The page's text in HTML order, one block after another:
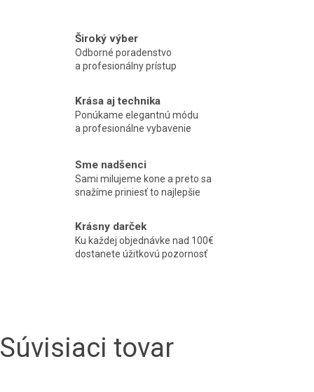
Široký výber
Odborné poradenstvo
a profesionálny prístup
Krása aj technika
Ponúkame elegantnú módu
a profesionálne vybavenie
Sme nadšenci
Sami milujeme kone a preto sa
snažíme priniesť to najlepšie
Krásny darček
Ku každej objednávke nad 100€
dostanete úžitkovú pozornosť
Súvisiaci tovar